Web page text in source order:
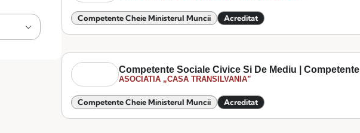
Competente Cheie Ministerul Muncii Acreditat
Competente Sociale Civice Si De Mediu | Competente
ASOCIATIA „CASA TRANSILVANIA”
Competente Cheie Ministerul Muncii Acreditat